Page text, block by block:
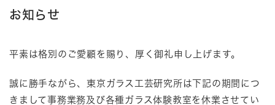
お知らせ
平素は格別のご愛顧を賜り、厚く御礼申し上げます。
誠に勝手ながら、東京ガラス工芸研究所は下記の期間につ
きまして事務業務及び各種ガラス体験教室を休業させてい